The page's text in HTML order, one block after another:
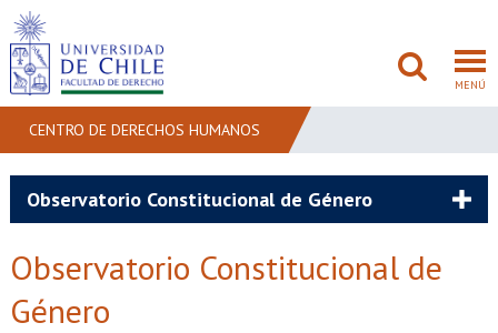
MENÚ
FACULTAD
CENTRO DE DERECHOS HUMANOS
Observatorio Constitucional de Género
Observatorio Constitucional de
Género